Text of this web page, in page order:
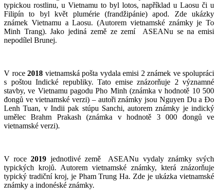
typickou rostlinu, u Vietnamu to byl lotos, například u Laosu či u
Filipín to byl květ plumérie (frandžipánie) apod. Zde ukázky
známek Vietnamu a Laosu. (Autorem vietnamské známky je To
Minh Trang). Jako jediná země ze zemí ASEANu se na emisi
nepodílel Brunej.
V roce 2018 vietnamská pošta vydala emisi 2 známek ve spolupráci
s poštou Indické republiky. Tato emise znázorňuje 2 významné
stavby, ve Vietnamu pagodu Pho Minh (známka v hodnotě 10 500
đongů ve vietnamské verzi) – autoři známky jsou Nguyen Du a Ðo
Lenh Tuan, v Indii pak stúpu Sanchi, autorem známky je indický
umělec Brahm Prakash (známka v hodnotě 3 000 đongů ve
vietnamské verzi).
V roce2019 jednotlivé země ASEANu vydaly známky svých
typických krojů. Autorem vietnamské známky, která znázorňuje
typický tradiční kroj, je Pham Trung Ha. Zde je ukázka vietnamské
známky a indonéské známky.